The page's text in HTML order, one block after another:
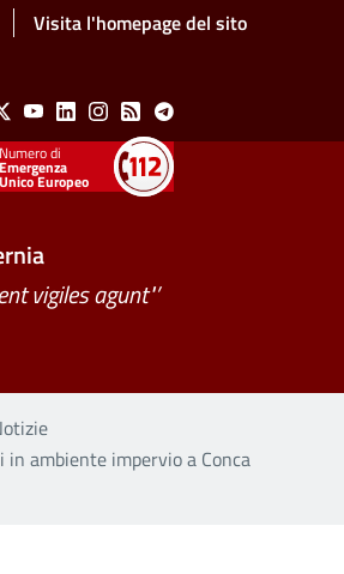
Visita l'homepage del sito
Menu
YoutubeLinkedinInstagram
Feed Telegram
Emergenza
Unico Europeo
vigiles agunt"’
in ambiente impervio a Conca